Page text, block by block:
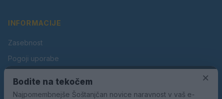
INFORMACIJE
Zasebnost
Pogoji uporabe
Oglaševanje
×
Bodite na tekočem
Najpomembnejše Šoštanjčan novice naravnost v vaš e-